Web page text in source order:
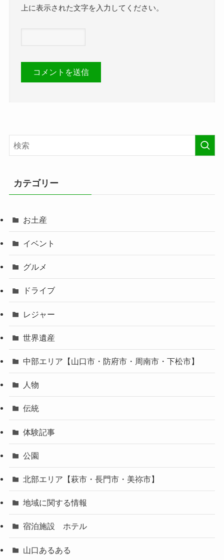
上に表示された文字を入力してください。
カテゴリー
お土産
イベント
グルメ
ドライブ
レジャー
世界遺産
中部エリア【山口市・防府市・周南市・下松市】
人物
伝統
体験記事
公園
北部エリア【萩市・長門市・美祢市】
地域に関する情報
宿泊施設 ホテル
山口あるある